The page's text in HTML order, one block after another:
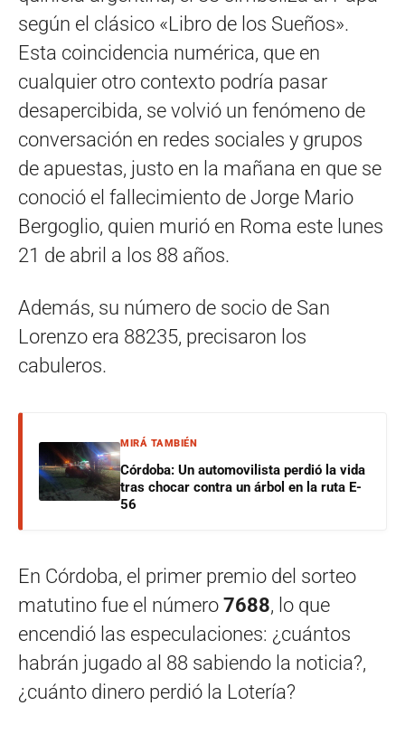
según el clásico «Libro de los Sueños».
Esta coincidencia numérica, que en
cualquier otro contexto podría pasar
desapercibida, se volvió un fenómeno de
conversación en redes sociales y grupos
de apuestas, justo en la mañana en que se
conoció el fallecimiento de Jorge Mario
Bergoglio, quien murió en Roma este lunes
21 de abril a los 88 años.
Además, su número de socio de San
Lorenzo era 88235, precisaron los
cabuleros.
MIRÁ TAMBIÉN
Córdoba: Un automovilista perdió la vida
tras chocar contra un árbol en la ruta E-
56
En Córdoba, el primer premio del sorteo
matutino fue el número 7688, lo que
encendió las especulaciones: ¿cuántos
habrán jugado al 88 sabiendo la noticia?,
¿cuánto dinero perdió la Lotería?